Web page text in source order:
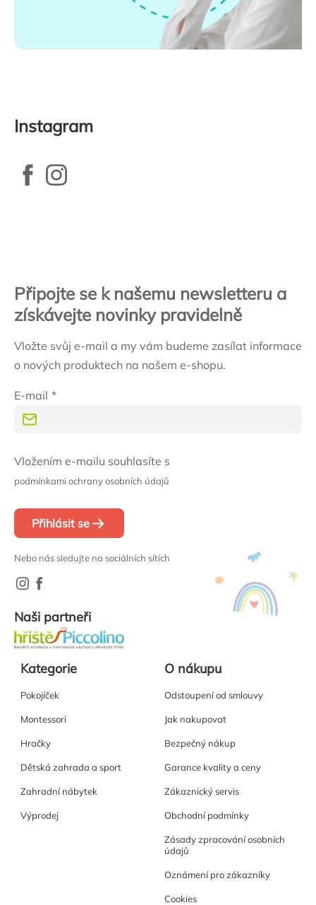
Instagram
Připojte se k našemu newsletteru a
získávejte novinky pravidelně
Vložte svůj e-mail a my vám budeme zasílat informace
o nových produktech na našem e-shopu.
E-mail
Vložením e-mailu souhlasíte s
podmínkami ochrany osobních údajů
Přihlásit se
Nebo nás sledujte na sociálních sítích
Naši partneři
Kategorie
Pokojíček
Montessori
Hračky
Dětská zahrada a sport
Zahradní nábytek
Výprodej
O nákupu
Odstoupení od smlouvy
Jak nakupovat
Bezpečný nákup
Garance kvality a ceny
Zákaznický servis
Obchodní podmínky
Zásady zpracování osobních
údajů
Oznámení pro zákazníky
Cookies